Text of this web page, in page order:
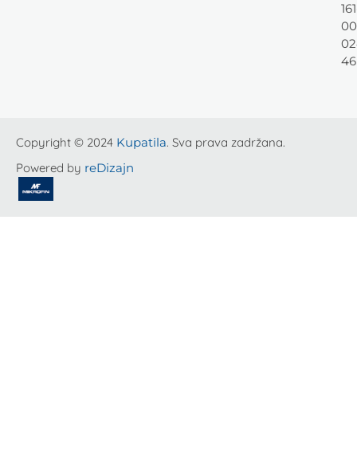
46
Copyright © 2024 Kupatila. Sva prava zadržana.
Powered by reDizajn